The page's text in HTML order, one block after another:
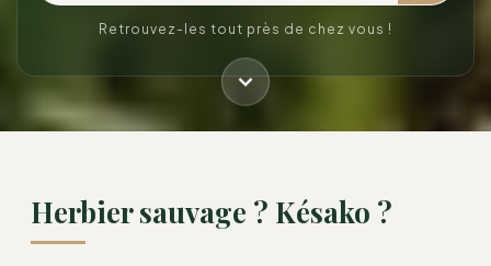
Retrouvez-les tout près de chez vous !
Herbier sauvage ? Késako ?